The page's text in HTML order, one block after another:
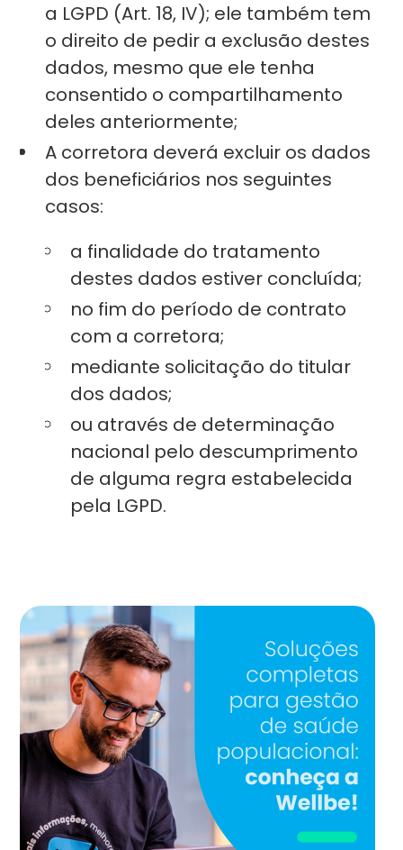
a LGPD (Art. 18, IV); ele também tem
o direito de pedir a exclusão destes
dados, mesmo que ele tenha
consentido o compartilhamento
deles anteriormente;
A corretora deverá excluir os dados
dos beneficiários nos seguintes
casos:
a finalidade do tratamento
destes dados estiver concluída;
no fim do período de contrato
com a corretora;
mediante solicitação do titular
dos dados;
ou através de determinação
nacional pelo descumprimento
de alguma regra estabelecida
pela LGPD.